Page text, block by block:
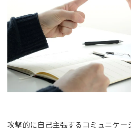
攻撃的に自己主張するコミュニケー